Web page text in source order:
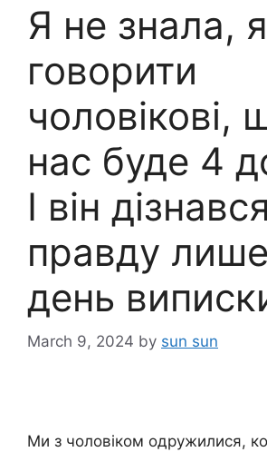
Я не знала,
говорити
чоловікові,
нас буде 4
І він
правду
день
March 9, 2024 by sun sun
Ми з чоловіком одружилися,